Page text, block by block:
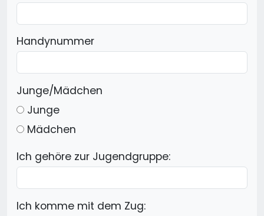
Handynummer
Junge/Mädchen
Junge
Mädchen
Ich gehöre zur Jugendgruppe:
Ich komme mit dem Zug: